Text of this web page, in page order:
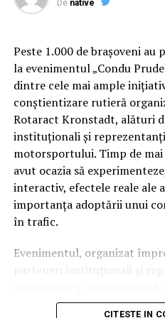
Cum știu dacă am
evaluării medicale
Deși Indicele de Masă
frecvent pentru clasificarea
Medicul poate lua în
înălțime, impactul asupra
că doar 20% dintre românii
De native
Peste 1.000 de brașoveni au
la evenimentul „Condu
dintre cele mai ample
conștientizare rutieră
Rotaract Kronstadt, alături
instituționali și
motorsportului. Timp de
avut ocazia să
interactiv, efectele reale ale
importanța adoptării unui
în trafic.
Evenimentul, organizat
parteneri instituționali și
principal transformarea
CITESTE IN